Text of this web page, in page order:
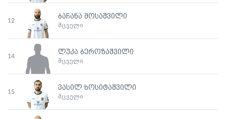
12
ბაჩანა მოსაშვილი
მცველი
14
ლუკა ბეროზაშვილი
მცველი
15
ვასილ ხოსიტაშვილი
მცველი